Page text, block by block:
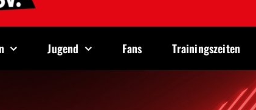
Jugend Fans Trainingszeiten